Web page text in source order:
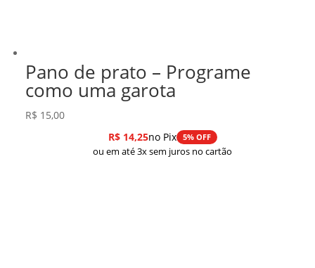
Pano de prato – Programe
como uma garota
R$ 15,00
R$14,25no Pix 5% OFF
ou em até 3x sem juros no cartão